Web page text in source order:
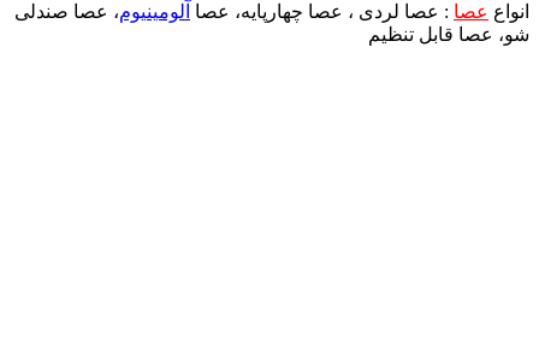
انواع عصا : عصا لردی ، عصا چهارپایه، عصا آلومینیوم، عصا صندلی
شو، عصا قابل تنظیم